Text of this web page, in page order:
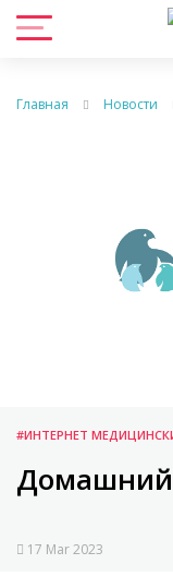
Главная Новости
#ИНТЕРНЕТ
Домашний
17 Mar 2023